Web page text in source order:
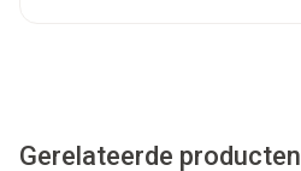
Gerelateerde producten